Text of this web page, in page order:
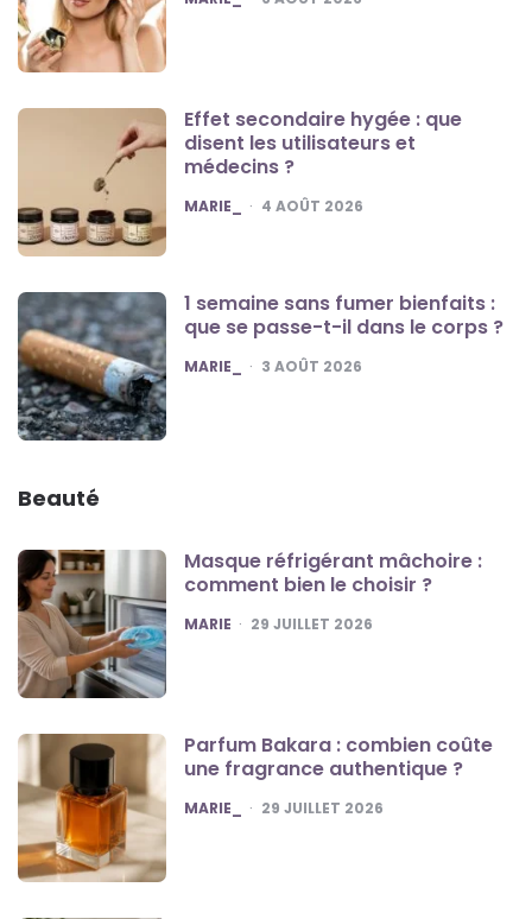
Effet secondaire hygée : que
disent les utilisateurs et
médecins ?
POSTED
MARIE_ 4 AOÛT 2026
1 semaine sans fumer bienfaits :
que se passe-t-il dans le corps ?
POSTED
MARIE_ 3 AOÛT 2026
Beauté
Masque réfrigérant mâchoire :
comment bien le choisir ?
POSTED
MARIE 29 JUILLET 2026
Parfum Bakara : combien coûte
une fragrance authentique ?
POSTED
MARIE_ 29 JUILLET 2026